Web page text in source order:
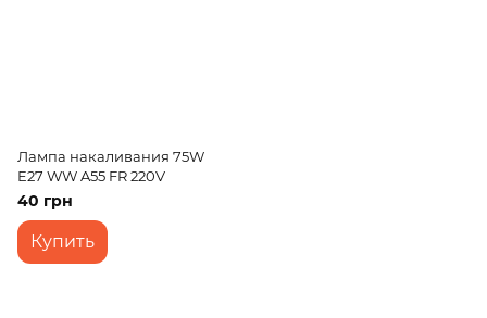
Лампа накаливания 75W
E27 WW A55 FR 220V
40 грн
Купить